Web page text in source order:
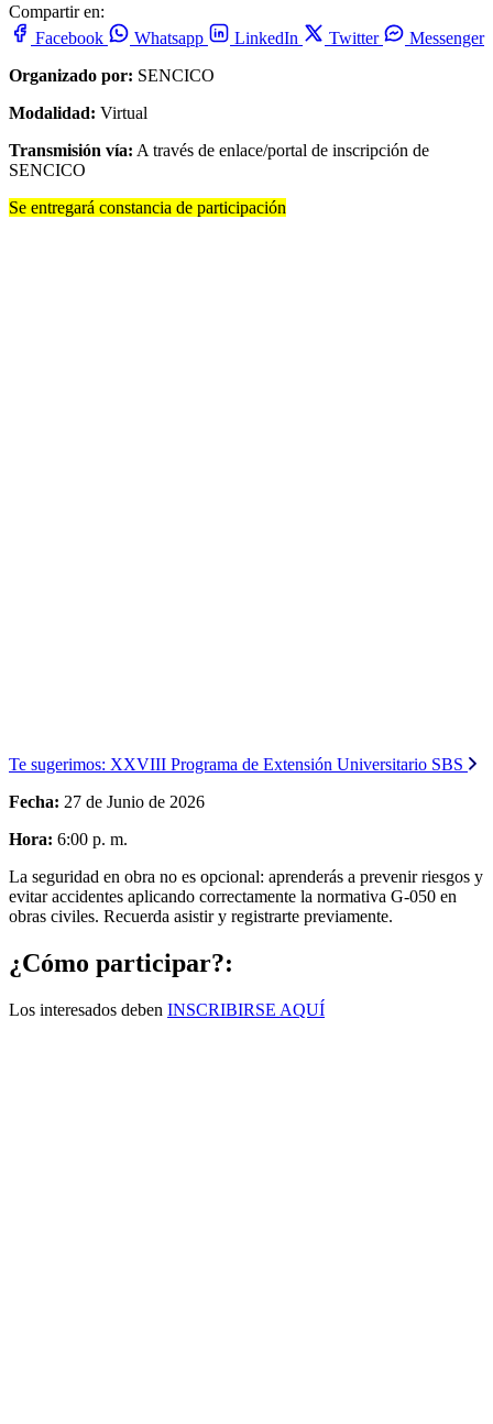
Compartir en:
Facebook
Whatsapp LinkedIn Twitter
Messenger
Organizado por: SENCICO
Modalidad: Virtual
Transmisión vía: A través de enlace/portal de inscripción de
SENCICO
Se entregará constancia de participación
Te sugerimos: XXVIII Programa de Extensión Universitario SBS
Fecha: 27 de Junio de 2026
Hora: 6:00 p. m.
La seguridad en obra no es opcional: aprenderás a prevenir riesgos y
evitar accidentes aplicando correctamente la normativa G-050 en
obras civiles. Recuerda asistir y registrarte previamente.
¿Cómo participar?:
Los interesados deben INSCRIBIRSE AQUÍ